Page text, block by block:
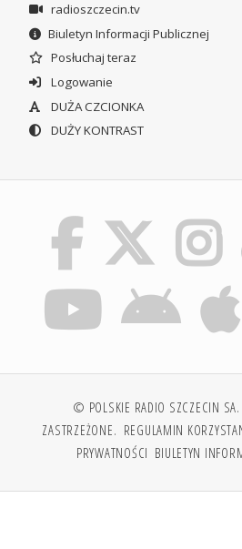
radioszczecin.tv
Biuletyn Informacji Publicznej
Posłuchaj teraz
Logowanie
DUŻA CZCIONKA
DUŻY KONTRAST
© POLSKIE RADIO SZCZECIN SA.
ZASTRZEŻONE. REGULAMIN
PRYWATNOŚCI BIULETYN